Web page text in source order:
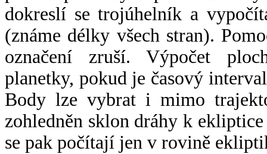
dokreslí se trojúhelník a
(známe délky všech stran).
označení zruší. Výpočet
planetky, pokud je časový
Body lze vybrat i mimo
zohledněn sklon dráhy k
se pak počítají jen v rovině